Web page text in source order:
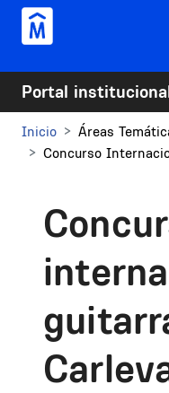
Pasar al contenido principal
Portal
Inicio Áreas
Concurso